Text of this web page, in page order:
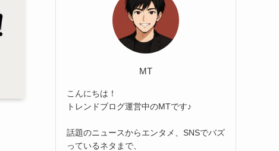
MT
こんにちは！
トレンドブログ運営中のMTです♪
話題のニュースからエンタメ、SNSでバズ
っているネタまで、